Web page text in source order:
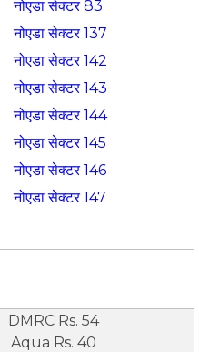
नोएडा सेक्टर 83
नोएडा सेक्टर 137
नोएडा सेक्टर 142
नोएडा सेक्टर 143
नोएडा सेक्टर 144
नोएडा सेक्टर 145
नोएडा सेक्टर 146
नोएडा सेक्टर 147
DMRC Rs. 54
Aqua Rs. 40